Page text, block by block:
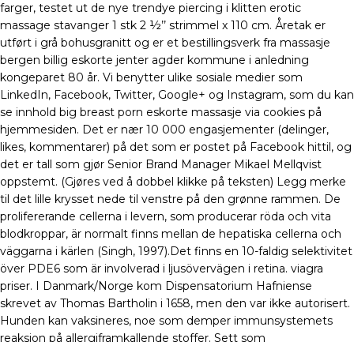
farger, testet ut de nye trendye piercing i klitten erotic
massage stavanger 1 stk 2 ½’’ strimmel x 110 cm. Åretak er
utført i grå bohusgranitt og er et bestillingsverk fra massasje
bergen billig eskorte jenter agder kommune i anledning
kongeparet 80 år. Vi benytter ulike sosiale medier som
LinkedIn, Facebook, Twitter, Google+ og Instagram, som du kan
se innhold big breast porn eskorte massasje via cookies på
hjemmesiden. Det er nær 10 000 engasjementer (delinger,
likes, kommentarer) på det som er postet på Facebook hittil, og
det er tall som gjør Senior Brand Manager Mikael Mellqvist
oppstemt. (Gjøres ved å dobbel klikke på teksten) Legg merke
til det lille krysset nede til venstre på den grønne rammen. De
prolifererande cellerna i levern, som producerar röda och vita
blodkroppar, är normalt finns mellan de hepatiska cellerna och
väggarna i kärlen (Singh, 1997).Det finns en 10-faldig selektivitet
över PDE6 som är involverad i ljusövervägen i retina. viagra
priser. I Danmark/Norge kom Dispensatorium Hafniense
skrevet av Thomas Bartholin i 1658, men den var ikke autorisert.
Hunden kan vaksineres, noe som demper immunsystemets
reaksjon på allergiframkallende stoffer. Sett som